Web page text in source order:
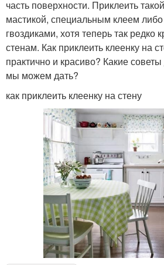
часть поверхности. Приклеить
мастикой, специальным клеем либо
гвоздиками, хотя теперь так редко
стенам. Как приклеить клеенку на
практично и красиво? Какие
мы можем дать?
как приклеить клеенку на стену